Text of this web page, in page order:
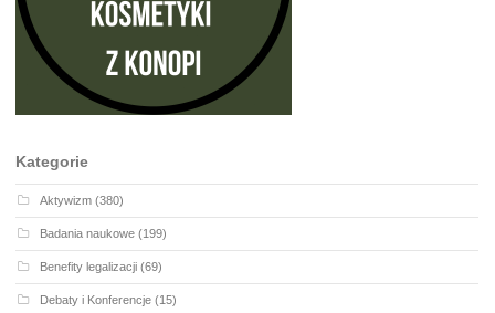
Kategorie
Aktywizm (380)
Badania naukowe (199)
Benefity legalizacji (69)
Debaty i Konferencje (15)